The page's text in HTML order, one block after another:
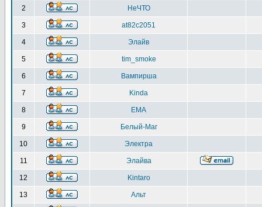
2 НеЧТО
3 at82c2051
4 Элайв
5 tim_smoke
6 Вампирша
7 Kinda
8 EMA
9 Белый-Маг
10 Электра
11 Элайва
12 Kintaro
13 Альт